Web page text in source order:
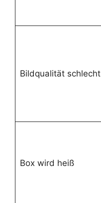
Bildqualität schlecht
Box wird heiß